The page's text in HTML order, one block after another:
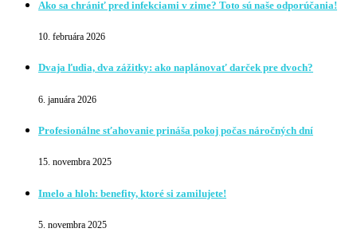
Ako sa chrániť pred infekciami v zime? Toto sú naše odporúčania!
10. februára 2026
Dvaja ľudia, dva zážitky: ako naplánovať darček pre dvoch?
6. januára 2026
Profesionálne sťahovanie prináša pokoj počas náročných dní
15. novembra 2025
Imelo a hloh: benefity, ktoré si zamilujete!
5. novembra 2025